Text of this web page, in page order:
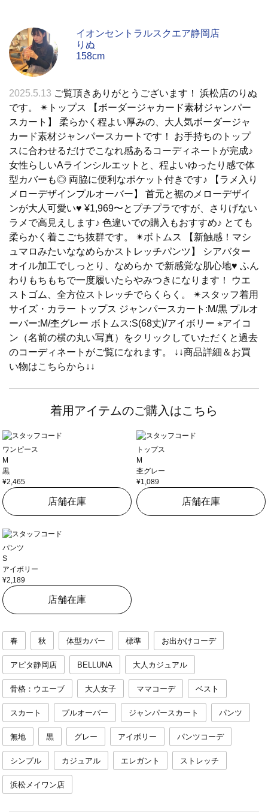
イオンセントラルスクエア静岡店
りぬ
158cm
2025.5.13 ご覧頂きありがとうございます！ 浜松店のりぬ
です。 ✴︎トップス 【ボーダージャカード素材ジャンパー
スカート】 柔らかく程よい厚みの、大人気ボーダージャ
カード素材ジャンパースカートです！ お手持ちのトップ
スに合わせるだけでこなれ感あるコーディネートが完成♪
女性らしいAラインシルエットと、程よいゆったり感で体
型カバーも◎ 両脇に便利なポケット付きです♪ 【ラメ入り
メローデザインプルオーバー】 首元と裾のメローデザイ
ンが大人可愛い♥ ¥1,969〜とプチプラですが、さりげない
ラメで高見えします♪ 色違いでの購入もおすすめ♪ とても
柔らかく着こごち抜群です。 ✴︎ボトムス 【新触感！マシ
ュマロみたいななめらかストレッチパンツ】 シアバター
オイル加工でしっとり、なめらか で新感覚な肌心地♥ ふん
わりもちもちで一度履いたらやみつきになります！ ウエ
ストゴム、全方位ストレッチでらくらく。 ✴︎スタッフ着用
サイズ・カラー トップス ジャンパースカート:M/黒 プルオ
ーバー:M/杢グレー ボトムス:S(68丈)/アイボリー ⭐︎アイコ
ン（名前の横の丸い写真）をクリックしていただくと過去
のコーディネートがご覧になれます。 ↓↓商品詳細＆お買
い物はこちらから↓↓
着用アイテムのご購入はこちら
ワンピース
M
黒
¥2,465
店舗在庫
トップス
M
杢グレー
¥1,089
店舗在庫
パンツ
S
アイボリー
¥2,189
店舗在庫
春 秋 体型カバー 標準 お出かけコーデ
アピタ静岡店 BELLUNA 大人カジュアル
骨格：ウエーブ 大人女子 ママコーデ ベスト
スカート プルオーバー ジャンパースカート パンツ
無地 黒 グレー アイボリー パンツコーデ
シンプル カジュアル エレガント ストレッチ
浜松メイワン店